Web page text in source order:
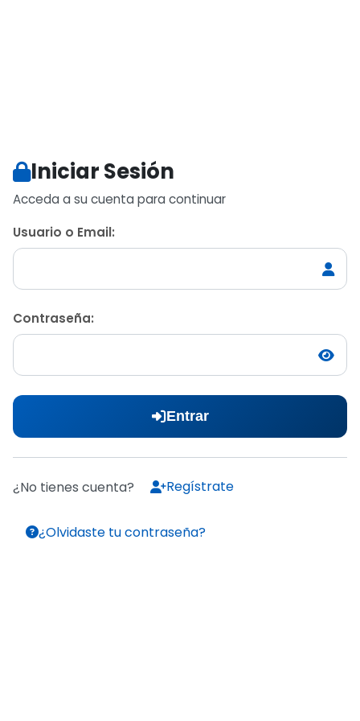
Iniciar Sesión
Acceda a su cuenta para continuar
Usuario o Email:
Contraseña:
Entrar
¿No tienes cuenta? Regístrate
¿Olvidaste tu contraseña?